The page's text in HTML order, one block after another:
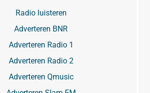
Radio luisteren
Adverteren BNR
Adverteren Radio 1
Adverteren Radio 2
Adverteren Qmusic